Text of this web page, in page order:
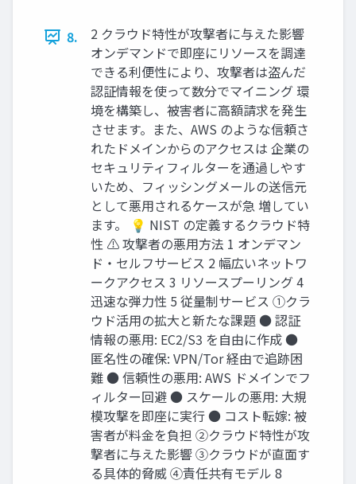
8.
2 クラウド特性が攻撃者に与えた影響
オンデマンドで即座にリソースを調達
できる利便性により、攻撃者は盗んだ
認証情報を使って数分でマイニング 環
境を構築し、被害者に高額請求を発生
させます。また、AWS のような信頼さ
れたドメインからのアクセスは 企業の
セキュリティフィルターを通過しやす
いため、フィッシングメールの送信元
として悪用されるケースが急 増してい
ます。 💡 NIST の定義するクラウド特
性 ⚠️ 攻撃者の悪用方法 1 オンデマン
ド・セルフサービス 2 幅広いネットワ
ークアクセス 3 リソースプーリング 4
迅速な弾力性 5 従量制サービス ①クラ
ウド活用の拡大と新たな課題 ● 認証
情報の悪用: EC2/S3 を自由に作成 ●
匿名性の確保: VPN/Tor 経由で追跡困
難 ● 信頼性の悪用: AWS ドメインでフ
ィルター回避 ● スケールの悪用: 大規
模攻撃を即座に実行 ● コスト転嫁: 被
害者が料金を負担 ②クラウド特性が攻
撃者に与えた影響 ③クラウドが直面す
る具体的脅威 ④責任共有モデル 8